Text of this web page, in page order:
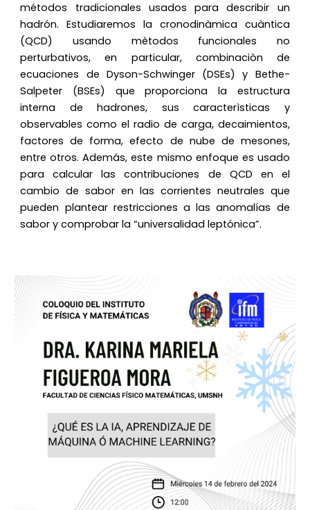
métodos tradicionales usados para describir un
hadrón. Estudiaremos la cronodinàmica cuàntica
(QCD) usando mètodos funcionales no
perturbativos, en particular, combinaciòn de
ecuaciones de Dyson-Schwinger (DSEs) y Bethe-
Salpeter (BSEs) que proporciona la estructura
interna de hadrones, sus caracterìsticas y
observables como el radio de carga, decaimientos,
factores de forma, efecto de nube de mesones,
entre otros. Además, este mismo enfoque es usado
para calcular las contribuciones de QCD en el
cambio de sabor en las corrientes neutrales que
pueden plantear restricciones a las anomalías de
sabor y comprobar la “universalidad leptónica”.